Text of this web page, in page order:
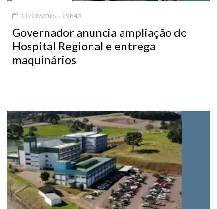
11/12/2025 - 19h43
Governador anuncia ampliação do
Hospital Regional e entrega
maquinários